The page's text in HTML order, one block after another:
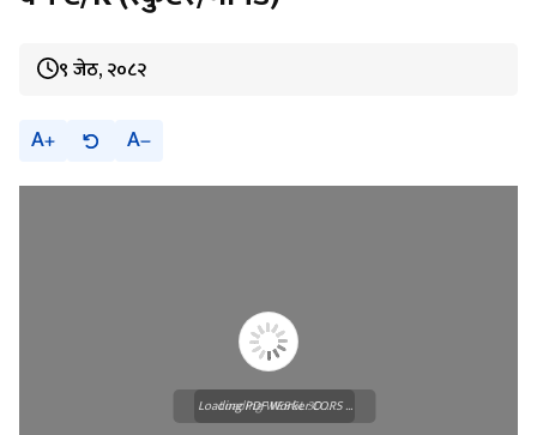
९ जेठ, २०८२
A A
Loading WEBGL 3D ...
Loading PDF Worker CORS ...